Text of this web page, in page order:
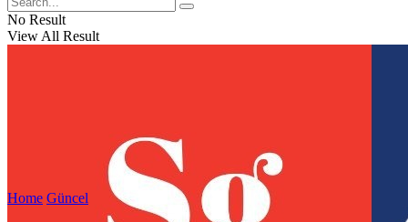
No Result
View All Result
Home Güncel